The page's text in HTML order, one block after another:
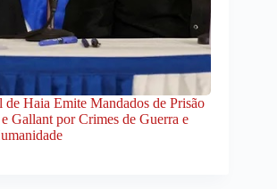
de Haia Emite Mandados de Prisão
Gallant por Crimes de Guerra e